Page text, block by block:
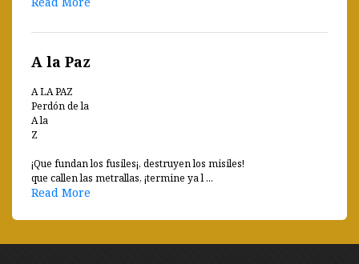
A la Paz
A LA PAZ
Perdón de la
A la
Z
¡Que fundan los fusiles¡, destruyen los misiles!
que callen las metrallas, ¡termine ya l ...
Read More